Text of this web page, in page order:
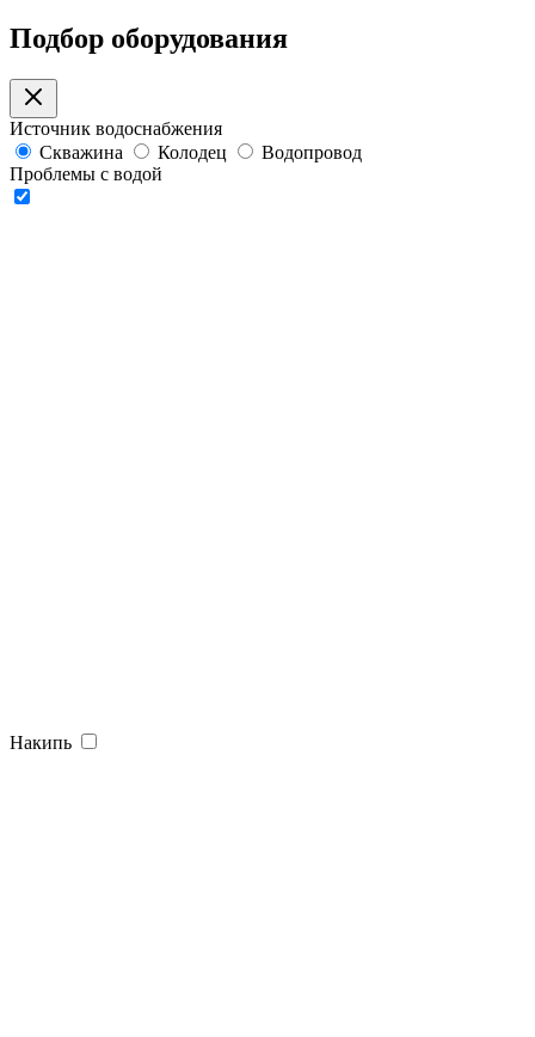
Подбор оборудования
Источник водоснабжения
Скважина
Колодец
Водопровод
Проблемы с водой
Накипь